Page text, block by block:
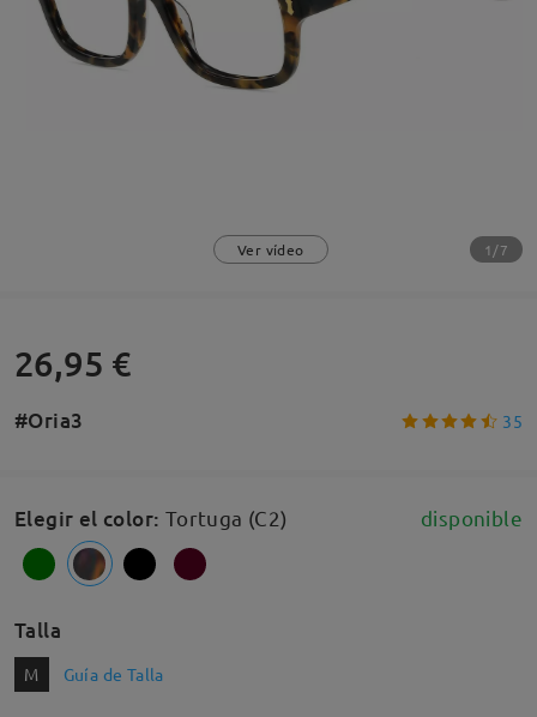
Ver vídeo 1/7
26,95 €
#Oria3 35
Elegir el color: Tortuga (C2) disponible
Talla
M Guía de Talla